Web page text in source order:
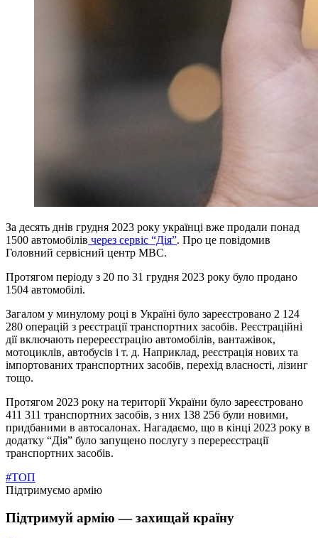
За десять днів грудня 2023 року українці вже продали понад
1500 автомобілів через сервіс “Дія”. Про це повідомив
Головний сервісний центр МВС.
Протягом періоду з 20 по 31 грудня 2023 року було продано
1504 автомобілі.
Загалом у минулому році в Україні було зареєстровано 2 124
280 операцій з реєстрації транспортних засобів. Реєстраційні
дії включають перереєстрацію автомобілів, вантажівок,
мотоциклів, автобусів і т. д. Наприклад, реєстрація нових та
імпортованих транспортних засобів, перехід власності, лізинг
тощо.
Протягом 2023 року на території України було зареєстровано
411 311 транспортних засобів, з них 138 256 були новими,
придбаними в автосалонах. Нагадаємо, що в кінці 2023 року в
додатку “Дія” було запущено послугу з перереєстрації
транспортних засобів.
#ТОП
Підтримуємо армію
Підтримуй армію — захищай країну